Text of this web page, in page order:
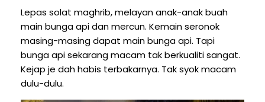
Lepas solat maghrib, melayan anak-anak buah
main bunga api dan mercun. Kemain seronok
masing-masing dapat main bunga api. Tapi
bunga api sekarang macam tak berkualiti sangat.
Kejap je dah habis terbakarnya. Tak syok macam
dulu-dulu.